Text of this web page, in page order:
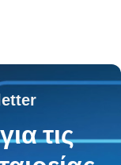
τις